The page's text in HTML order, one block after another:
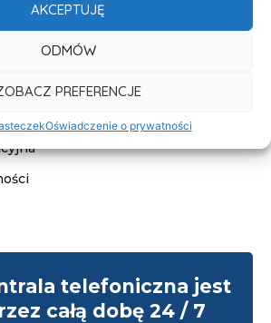
AKCEPTUJĘ
ODMÓW
PREFERENCJE
Oświadczenie o prywatności
telefoniczna jest
całą dobę 24 / 7